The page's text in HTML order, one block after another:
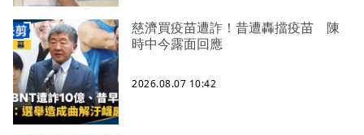
慈濟買疫苗遭詐！昔遭轟擋疫苗 陳
時中今露面回應
2026.08.07 10:42